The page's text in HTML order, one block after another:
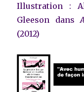
Illustration :
Gleeson dans
(2012)